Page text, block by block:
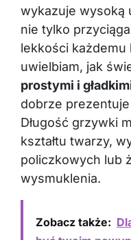
wykazuje wysoką
nie tylko
lekkości każdemu
uwielbiam, jak
prostymi i
dobrze
Długość grzywki
kształtu twarzy,
policzkowych lub
wysmuklenia.
Zobacz także: